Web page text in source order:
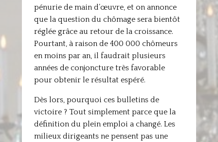
pénurie de main d’œuvre, et on annonce
que la question du chômage sera bientôt
réglée grâce au retour de la croissance.
Pourtant, à raison de 400 000 chômeurs
en moins par an, il faudrait plusieurs
années de conjoncture très favorable
pour obtenir le résultat espéré.
Dès lors, pourquoi ces bulletins de
victoire ? Tout simplement parce que la
définition du plein emploi a changé. Les
milieux dirigeants ne pensent pas une